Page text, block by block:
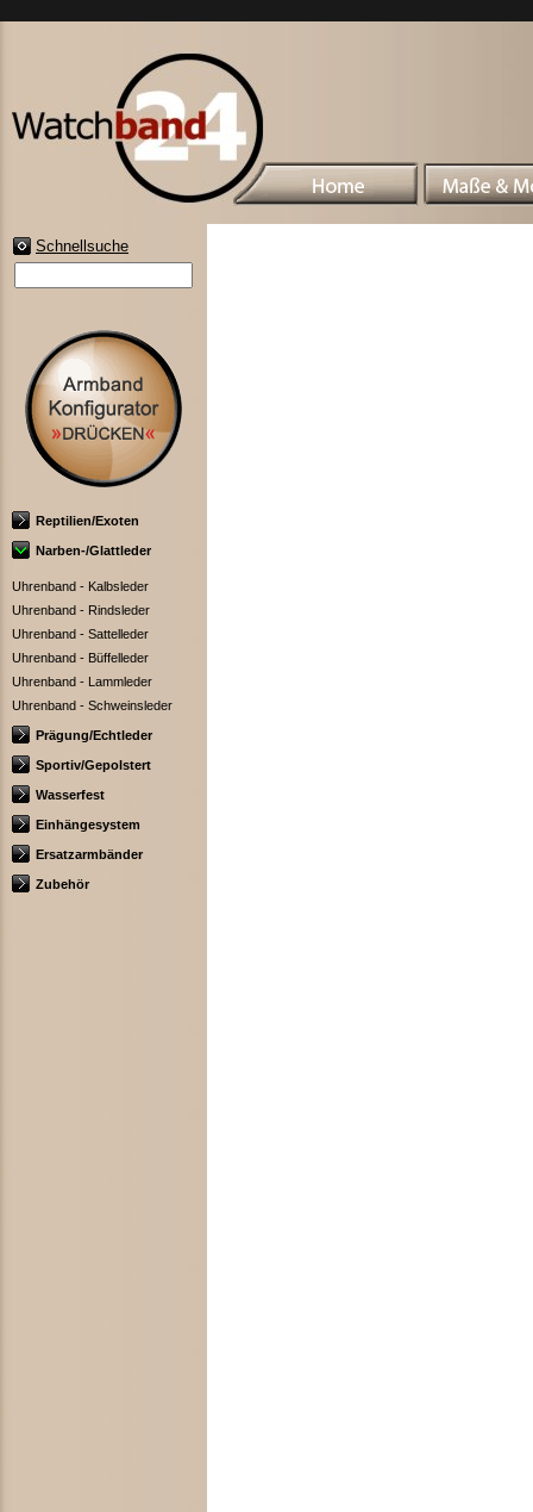
Schnellsuche
Reptilien/Exoten
Narben-/Glattleder
Uhrenband - Kalbsleder
Uhrenband - Rindsleder
Uhrenband - Sattelleder
Uhrenband - Büffelleder
Uhrenband - Lammleder
Uhrenband - Schweinsleder
Prägung/Echtleder
Sportiv/Gepolstert
Wasserfest
Einhängesystem
Ersatzarmbänder
Zubehör